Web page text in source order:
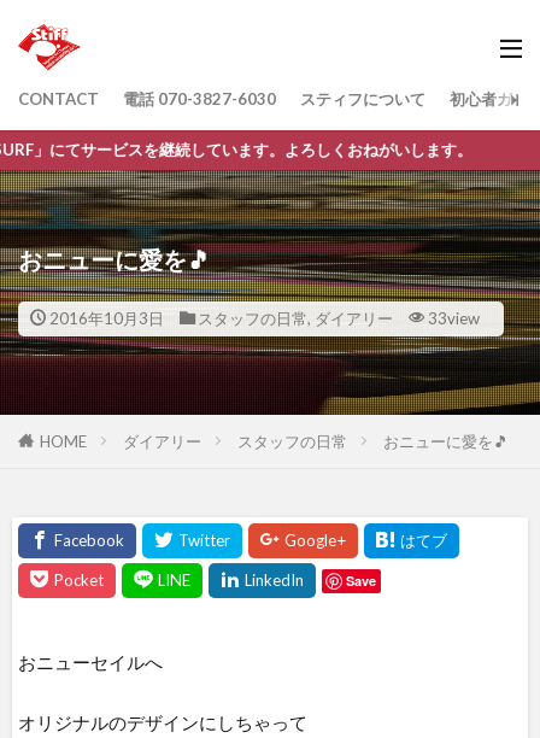
CONTACT 電話 070-3827-6030 スティフについて 初心者ガイ
継続しています。よろしくおねがいします。
おニューに愛を🎵
2016年10月3日 スタッフの日常, ダイアリー 33view
HOME ダイアリー スタッフの日常 おニューに愛を🎵
Save
おニューセイルへ
オリジナルのデザインにしちゃって